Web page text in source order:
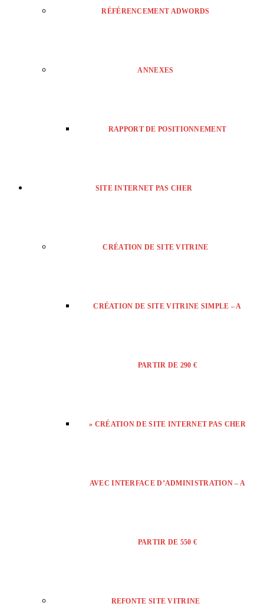
RÉFÉRENCEMENT ADWORDS
ANNEXES
RAPPORT DE POSITIONNEMENT
SITE INTERNET PAS CHER
CRÉATION DE SITE VITRINE
CRÉATION DE SITE VITRINE SIMPLE – A
PARTIR DE 290 €
» CRÉATION DE SITE INTERNET PAS CHER
AVEC INTERFACE D’ADMINISTRATION – A
PARTIR DE 550 €
REFONTE SITE VITRINE